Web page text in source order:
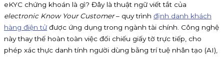
eKYC chứng khoán là gì? Đây là thuật ngữ viết tắt của
electronic Know Your Customer– quy trình định danh khách
hàng điện tử được ứng dụng trong ngành tài chính. Công nghệ
này thay thế hoàn toàn việc đối chiếu giấy tờ trực tiếp, cho
phép xác thực danh tính người dùng bằng trí tuệ nhân tạo (AI),